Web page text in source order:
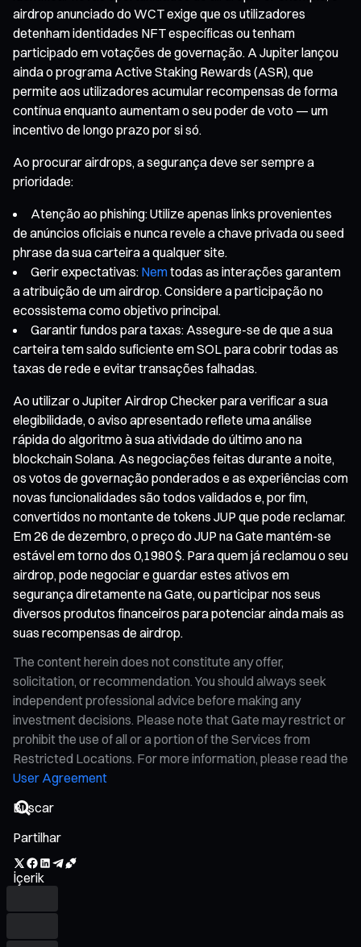
airdrop anunciado do WCT exige que os utilizadores
detenham identidades NFT específicas ou tenham
participado em votações de governação. A Jupiter lançou
ainda o programa Active Staking Rewards (ASR), que
permite aos utilizadores acumular recompensas de forma
contínua enquanto aumentam o seu poder de voto — um
incentivo de longo prazo por si só.
Ao procurar airdrops, a segurança deve ser sempre a
prioridade:
Atenção ao phishing: Utilize apenas links provenientes
de anúncios oficiais e nunca revele a chave privada ou seed
phrase da sua carteira a qualquer site.
Gerir expectativas: Nemtodas as interações garantem
a atribuição de um airdrop. Considere a participação no
ecossistema como objetivo principal.
Garantir fundos para taxas: Assegure-se de que a sua
carteira tem saldo suficiente em SOL para cobrir todas as
taxas de rede e evitar transações falhadas.
Ao utilizar o Jupiter Airdrop Checker para verificar a sua
elegibilidade, o aviso apresentado reflete uma análise
rápida do algoritmo à sua atividade do último ano na
blockchain Solana. As negociações feitas durante a noite,
os votos de governação ponderados e as experiências com
novas funcionalidades são todos validados e, por fim,
convertidos no montante de tokens JUP que pode reclamar.
Em 26 de dezembro, o preço do JUP na Gate mantém-se
estável em torno dos 0,1980 $. Para quem já reclamou o seu
airdrop, pode negociar e guardar estes ativos em
segurança diretamente na Gate, ou participar nos seus
diversos produtos financeiros para potenciar ainda mais as
suas recompensas de airdrop.
The content herein does not constitute any offer,
solicitation, or recommendation. You should always seek
independent professional advice before making any
investment decisions. Please note that Gate may restrict or
prohibit the use of all or a portion of the Services from
Restricted Locations. For more information, please read the
User Agreement
Partilhar
İçerik